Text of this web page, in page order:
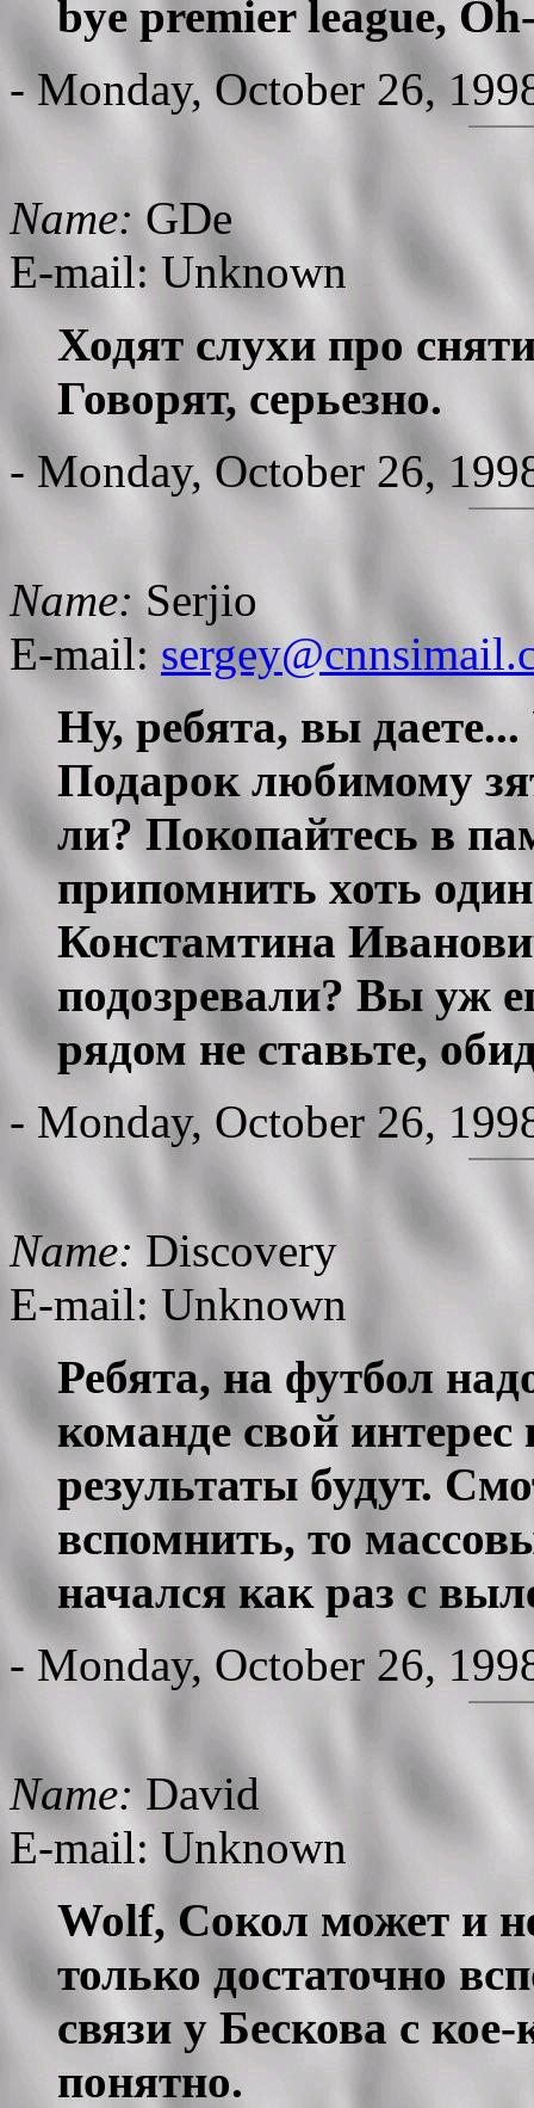
bye premier league,
- Monday, October 26,
Name:GDe
E-mail: Unknown
Ходят слухи про
Говорят, серьезно.
- Monday, October 26,
Name:Serjio
E-mail:
Ну, ребята, вы
Подарок любимому
ли? Покопайтесь в
припомнить хоть
Констамтина
подозревали? Вы уж
рядом не ставьте,
- Monday, October 26,
Name:Discovery
E-mail: Unknown
Ребята, на футбол
команде свой интерес
результаты будут.
вспомнить, то
начался как раз с
- Monday, October 26,
Name:David
E-mail: Unknown
Wolf, Сокол может и
только достаточно
связи у Бескова с
понятно.